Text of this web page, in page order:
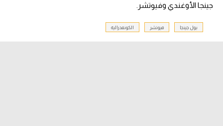
الدوري الإسباني
دوري أبطال أوروبا
جينجا الأوغندي وفيوتشر.
بول جينجا فيوتشر الكونفدرالية